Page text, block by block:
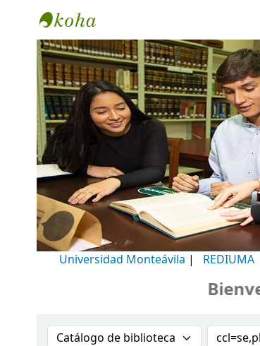
Biblioteca Universidad Monteávila
Universidad Monteávila | REDIUMA
Buscar en el catálogo por:Buscar